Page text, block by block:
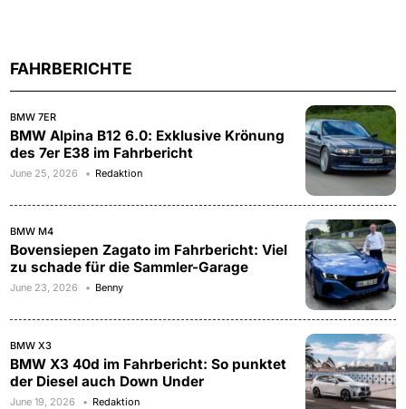
FAHRBERICHTE
BMW 7ER
BMW Alpina B12 6.0: Exklusive Krönung
des 7er E38 im Fahrbericht
June 25, 2026 Redaktion
BMW M4
Bovensiepen Zagato im Fahrbericht: Viel
zu schade für die Sammler-Garage
June 23, 2026 Benny
BMW X3
BMW X3 40d im Fahrbericht: So punktet
der Diesel auch Down Under
June 19, 2026 Redaktion